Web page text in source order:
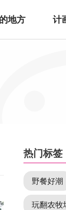
地方 计
:::
热门标签
野餐好潮
玩翻农牧